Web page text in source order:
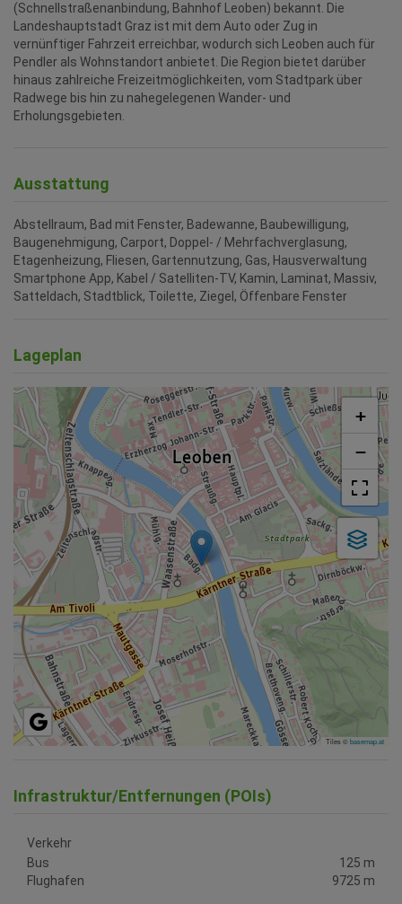
(Schnellstraßenanbindung, Bahnhof Leoben) bekannt. Die
Landeshauptstadt Graz ist mit dem Auto oder Zug in
vernünftiger Fahrzeit erreichbar, wodurch sich Leoben auch für
Pendler als Wohnstandort anbietet. Die Region bietet darüber
hinaus zahlreiche Freizeitmöglichkeiten, vom Stadtpark über
Radwege bis hin zu nahegelegenen Wander- und
Erholungsgebieten.
Ausstattung
Abstellraum Bad mit Fenster Badewanne Baubewilligung
Baugenehmigung Carport Doppel- / Mehrfachverglasung
Etagenheizung Fliesen Gartennutzung Gas Hausverwaltung
Smartphone App Kabel / Satelliten-TV Kamin Laminat Massiv
Satteldach Stadtblick Toilette Ziegel Öffenbare Fenster
Lageplan
+
−
Tiles ©basemap.at
Infrastruktur/Entfernungen (POIs)
Verkehr
Bus
125 m
Flughafen
9725 m